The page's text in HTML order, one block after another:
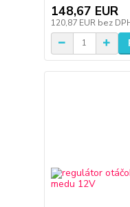
148,67 EUR
120,87 EUR bez